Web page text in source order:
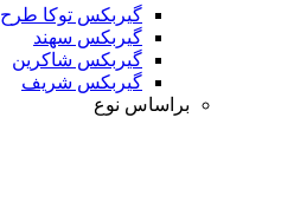
گیربکس توکا طرح
گیربکس سهند
گیربکس شاکرین
گیربکس شریف
براساس نوع